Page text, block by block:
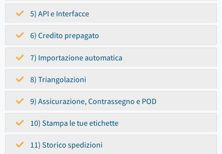
5) API e Interfacce
6) Credito prepagato
7) Importazione automatica
8) Triangolazioni
9) Assicurazione, Contrassegno e POD
10) Stampa le tue etichette
11) Storico spedizioni